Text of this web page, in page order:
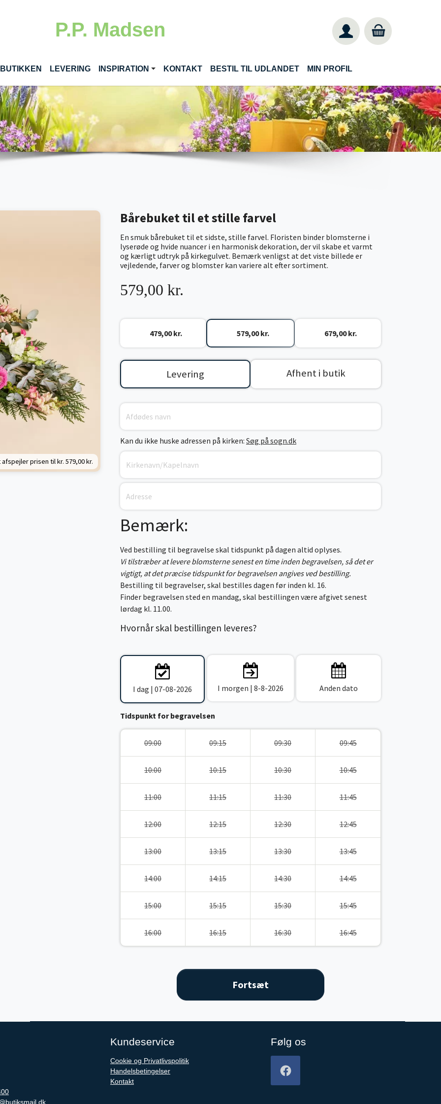
P.P. Madsen
LEVERING INSPIRATION KONTAKT BESTIL TIL UDLANDET MIN PROFIL
prisen til kr. 579,00 kr.
Bårebuket til et stille farvel
En smuk bårebuket til et sidste, stille farvel. Floristen binder blomsterne i
lyserøde og hvide nuancer i en harmonisk dekoration, der vil skabe et varmt
og kærligt udtryk på kirkegulvet. Bemærk venligst at det viste billede er
vejledende, farver og blomster kan variere alt efter sortiment.
579,00 kr.
479,00 kr. 579,00 kr. 679,00 kr.
Levering Afhent i butik
Kan du ikke huske adressen på kirken: Søg på sogn.dk
Bemærk:
Ved bestilling til begravelse skal tidspunkt på dagen altid oplyses.
Vi tilstræber at levere blomsterne senest en time inden begravelsen, så det er
vigtigt, at det præcise tidspunkt for begravelsen angives ved bestilling.
Bestilling til begravelser, skal bestilles dagen før inden kl. 16.
Finder begravelsen sted en mandag, skal bestillingen være afgivet senest
lørdag kl. 11.00.
Hvornår skal bestillingen leveres?
I dag | 07-08-2026 I morgen | 8-8-2026 Anden dato
Tidspunkt for begravelsen
09:00 09:15 09:30 09:45
10:00 10:15 10:30 10:45
11:00 11:15 11:30 11:45
12:00 12:15 12:30 12:45
13:00 13:15 13:30 13:45
14:00 14:15 14:30 14:45
15:00 15:15 15:30 15:45
16:00 16:15 16:30 16:45
Kundeservice
Cookie og Privatlivspolitik
Handelsbetingelser
Kontakt
Følg os